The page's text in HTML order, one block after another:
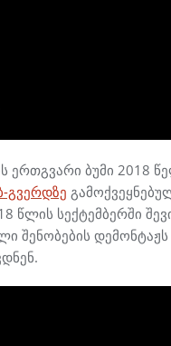
ერთგვარი ბუმი 2018
გვერდზე
წლის სექტემბერში
შენობების